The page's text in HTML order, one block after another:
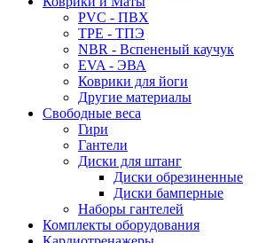
PVC - ПВХ
TPE - ТПЭ
NBR - Вспененый каучук
EVA - ЭВА
Коврики для йоги
Другие материалы
Свободные веса
Гири
Гантели
Диски для штанг
Диски обрезиненные
Диски бамперные
Наборы гантелей
Комплекты оборудования